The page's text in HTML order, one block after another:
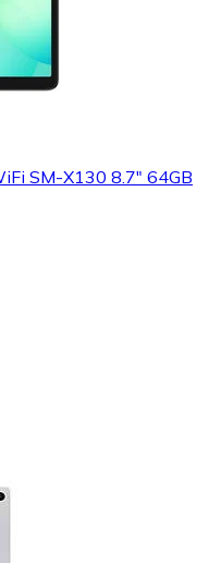
SM-X130 8.7" 64GB